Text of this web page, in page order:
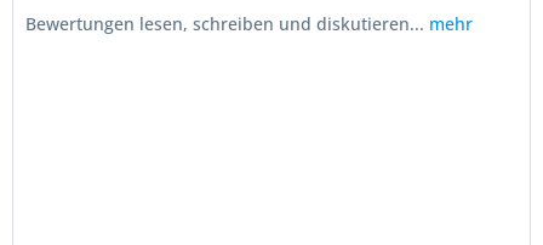
Bewertungen lesen, schreiben und diskutieren... mehr